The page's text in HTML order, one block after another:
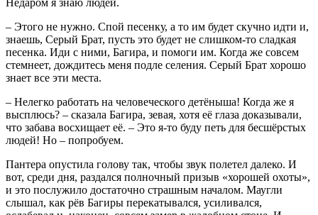
– Этого не нужно. Спой песенку, а то им будет скучно идти и,
знаешь, Серый Брат, пусть это будет не слишком-то сладкая
песенка. Иди с ними, Багира, и помоги им. Когда же совсем
стемнеет, дождитесь меня подле селения. Серый Брат хорошо
знает все эти места.
– Нелегко работать на человеческого детёныша! Когда же я
высплюсь? – сказала Багира, зевая, хотя её глаза доказывали,
что забава восхищает её. – Это я-то буду петь для бесшёрстых
людей! Но – попробуем.
Пантера опустила голову так, чтобы звук полетел далеко. И
вот, среди дня, раздался полночный призыв «хорошей охоты»,
и это послужило достаточно страшным началом. Маугли
слышал, как рёв Багиры перекатывался, усиливался,